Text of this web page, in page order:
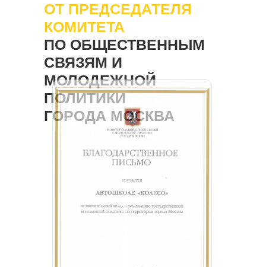
ОТ ПРЕДСЕДАТЕЛЯ
КОМИТЕТА
ПО ОБЩЕСТВЕННЫМ
СВЯЗЯМ И
МОЛОДЕЖНОЙ
ПОЛИТИКИ
ГОРОДА МОСКВА